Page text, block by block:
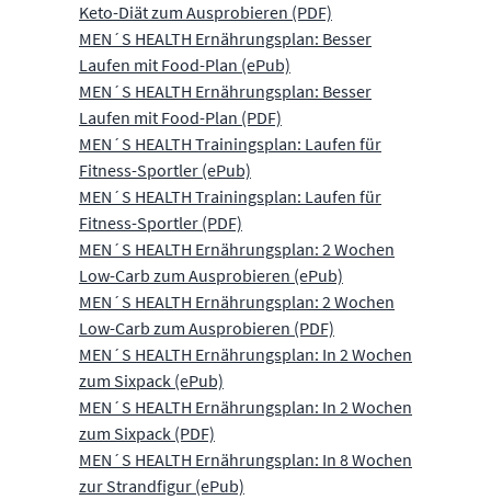
Keto-Diät zum Ausprobieren (PDF)
MEN´S HEALTH Ernährungsplan: Besser
Laufen mit Food-Plan (ePub)
MEN´S HEALTH Ernährungsplan: Besser
Laufen mit Food-Plan (PDF)
MEN´S HEALTH Trainingsplan: Laufen für
Fitness-Sportler (ePub)
MEN´S HEALTH Trainingsplan: Laufen für
Fitness-Sportler (PDF)
MEN´S HEALTH Ernährungsplan: 2 Wochen
Low-Carb zum Ausprobieren (ePub)
MEN´S HEALTH Ernährungsplan: 2 Wochen
Low-Carb zum Ausprobieren (PDF)
MEN´S HEALTH Ernährungsplan: In 2 Wochen
zum Sixpack (ePub)
MEN´S HEALTH Ernährungsplan: In 2 Wochen
zum Sixpack (PDF)
MEN´S HEALTH Ernährungsplan: In 8 Wochen
zur Strandfigur (ePub)